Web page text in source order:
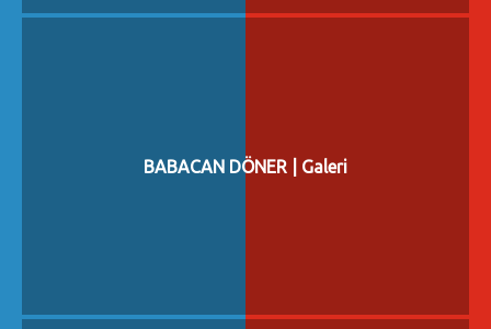
BABACAN DÖNER | Galeri